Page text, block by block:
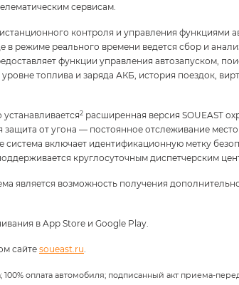
сервисам.
контроля и управления
реального времени ведется сбор и
функции управления автозапуском,
топлива и заряда АКБ, история поездок,
2 расширенная версия SOUEAST
защита от угона — постоянное отслеживание
включает идентификационную метку
круглосуточным диспетчерским
является возможность получения
в App Store и Google Play.
сайтеsoueast.ru
оплата автомобиля; подписанный акт приема-